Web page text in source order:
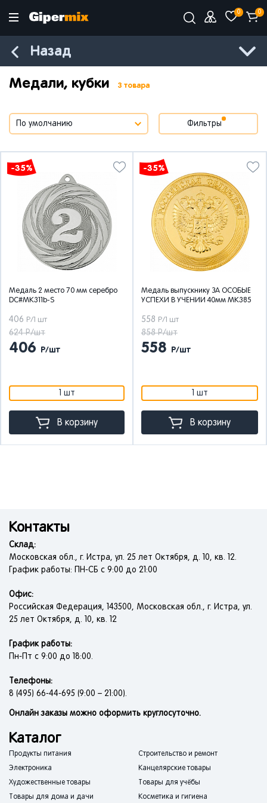
0 0
Назад
Медали, кубки 3 товара
Фильтры
-35%
Медаль 2 место 70 мм серебро
DC#MK311b-S
406 Р/1 шт
624 Р/шт
406 Р/шт
1 шт
В корзину
-35%
Медаль выпускнику ЗА ОСОБЫЕ
УСПЕХИ В УЧЕНИИ 40мм MK385
558 Р/1 шт
858 Р/шт
558 Р/шт
1 шт
В корзину
Контакты
Склад:
Московская обл., г. Истра, ул. 25 лет Октября, д. 10, кв. 12.
График работы: ПН-СБ с 9:00 до 21:00
Офис:
Российская Федерация, 143500, Московская обл., г. Истра, ул.
25 лет Октября, д. 10, кв. 12
График работы:
Пн-Пт с 9:00 до 18:00.
Телефоны:
8 (495) 66-44-695 (9:00 – 21:00).
Онлайн заказы можно оформить круглосуточно.
Каталог
Продукты питания
Строительство и ремонт
Электроника
Канцелярские товары
Художественные товары
Товары для учёбы
Товары для дома и дачи
Косметика и гигиена